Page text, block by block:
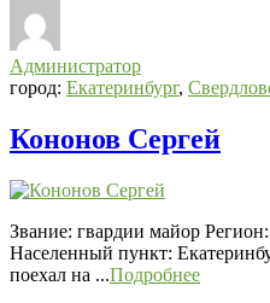
Администратор
город: Екатеринбург,
Кононов Сергей
Звание: гвардии майор
Населенный пункт:
поехал на ...Подробнее